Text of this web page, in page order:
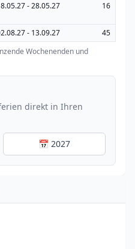
- 28.05.27 16
- 13.09.27
45
Wochenenden und
direkt in Ihren
📅 2027